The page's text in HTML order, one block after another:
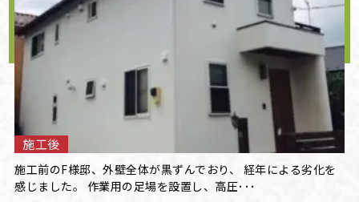
施工後
施工前のF様邸、外壁全体が黒ずんでおり、 経年による劣化を
感じました。 作業用の足場を設置し、高圧･･･